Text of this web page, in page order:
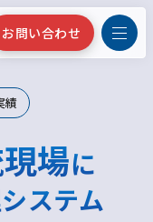
お問い合わせ
績
場に
ステム